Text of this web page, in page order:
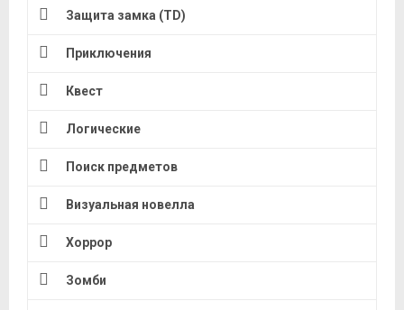
Защита замка (TD)
Приключения
Квест
Логические
Поиск предметов
Визуальная новелла
Хоррор
Зомби